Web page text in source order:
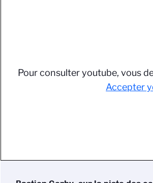
Pour consulter youtube, vous
Accepter